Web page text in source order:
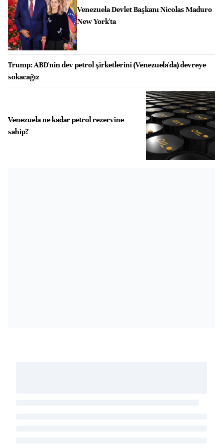
Venezuela Devlet Başkanı Nicolas Maduro
New York'ta
Trump: ABD'nin dev petrol şirketlerini (Venezuela'da) devreye
sokacağız
Venezuela ne kadar petrol rezervine
sahip?